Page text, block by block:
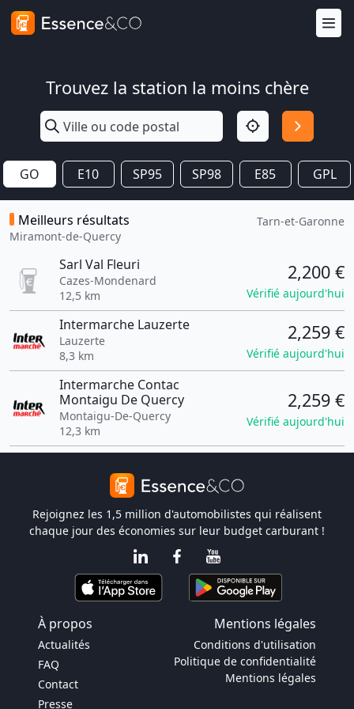
Trouvez la station la moins chère
GO E10 SP95 SP98 E85 GPL
Meilleurs résultats
Miramont-de-Quercy
Tarn-et-Garonne
Sarl Val Fleuri
Cazes-Mondenard
12,5 km
2,200 €
Vérifié aujourd'hui
Intermarche Lauzerte
Lauzerte
8,3 km
2,259 €
Vérifié aujourd'hui
Intermarche Contac
Montaigu De Quercy
Montaigu-De-Quercy
12,3 km
2,259 €
Vérifié aujourd'hui
Rejoignez les 1,5 million d'automobilistes qui réalisent
chaque jour des économies sur leur budget carburant !
À propos Mentions légales
Actualités
FAQ
Contact
Presse
Conditions d'utilisation
Politique de confidentialité
Mentions légales